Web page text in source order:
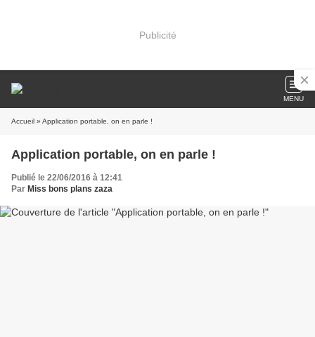
Publicité
MENU
Accueil » Application portable, on en parle !
Application portable, on en parle !
Publié le 22/06/2016 à 12:41
Par Miss bons plans zaza